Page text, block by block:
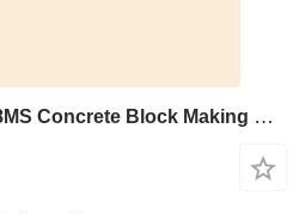
Conmach BlockKing-18MS Concrete Block Making Machine - 7.000 units/shift